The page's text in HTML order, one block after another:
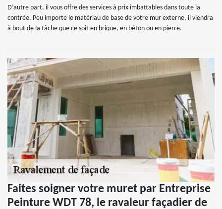
D’autre part, il vous offre des services à prix imbattables dans toute la
contrée. Peu importe le matériau de base de votre mur externe, il viendra
à bout de la tâche que ce soit en brique, en béton ou en pierre.
Faites soigner votre muret par Entreprise
Peinture WDT 78, le ravaleur façadier de